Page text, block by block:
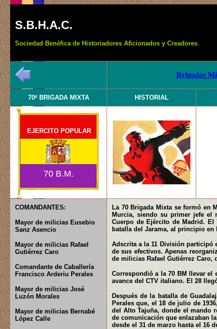
S.B.H.A.C.
Sociedad Benéfica de Historiadores Aficionados y Creadores
Brigadas
70ª BRIGADA MIXTA HISTORIAL
EJERCITO POPULAR
70 B.M.
COMANDANTES:
Mayor de milicias Eusebio
Sanz Asencio
Mayor de milicias Rafael
Gutiérrez Caro
Comandante de Caballería
Francisco Arderiu Perales
Mayor de milicias José
Luzón Morales
Mayor de milicias Bernabé
López Calle
La 70 Brigada Mixta se formó en
Murcia, siendo su primer jefe el
Cuerpo de Ejército de Madrid.
batalla del Jarama, al principio en
Adscrita a la 11 División participó
de sus efectivos. Apenas
de milicias Rafael Gutiérrez Caro,
Correspondió a la 70 BM llevar
avance del CTV italiano. El 28
Después de la batalla de
Perales que, el 18 de julio de
del Alto Tajuña, donde el mando
de comunicación que enlazaban
desde el 31 de marzo hasta el 16